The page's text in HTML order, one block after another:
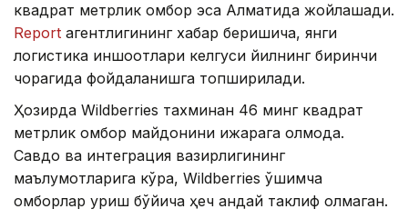
квадрат метрлик омбор эса Алматида жойлашади.
Report агентлигининг хабар беришича, янги
логистика иншоотлари келгуси йилнинг биринчи
чорагида фойдаланишга топширилади.
Ҳозирда Wildberries тахминан 46 минг квадрат
метрлик омбор майдонини ижарага олмоқда.
Савдо ва интеграция вазирлигининг
маълумотларига кўра, Wildberries қўшимча
омборлар қуриш бўйича ҳеч қандай таклиф олмаган.